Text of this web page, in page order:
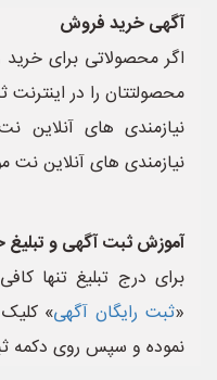
آگهی خرید فروش
اگر محصولاتی برای
محصولتتان را در اینترنت
نیازمندی های آنلاین
نیازمندی های آنلاین
آموزش ثبت آگهی و
برای درج تبلیغ تنها
«ثبت رایگان آگهی»
نموده و سپس روی دکمه